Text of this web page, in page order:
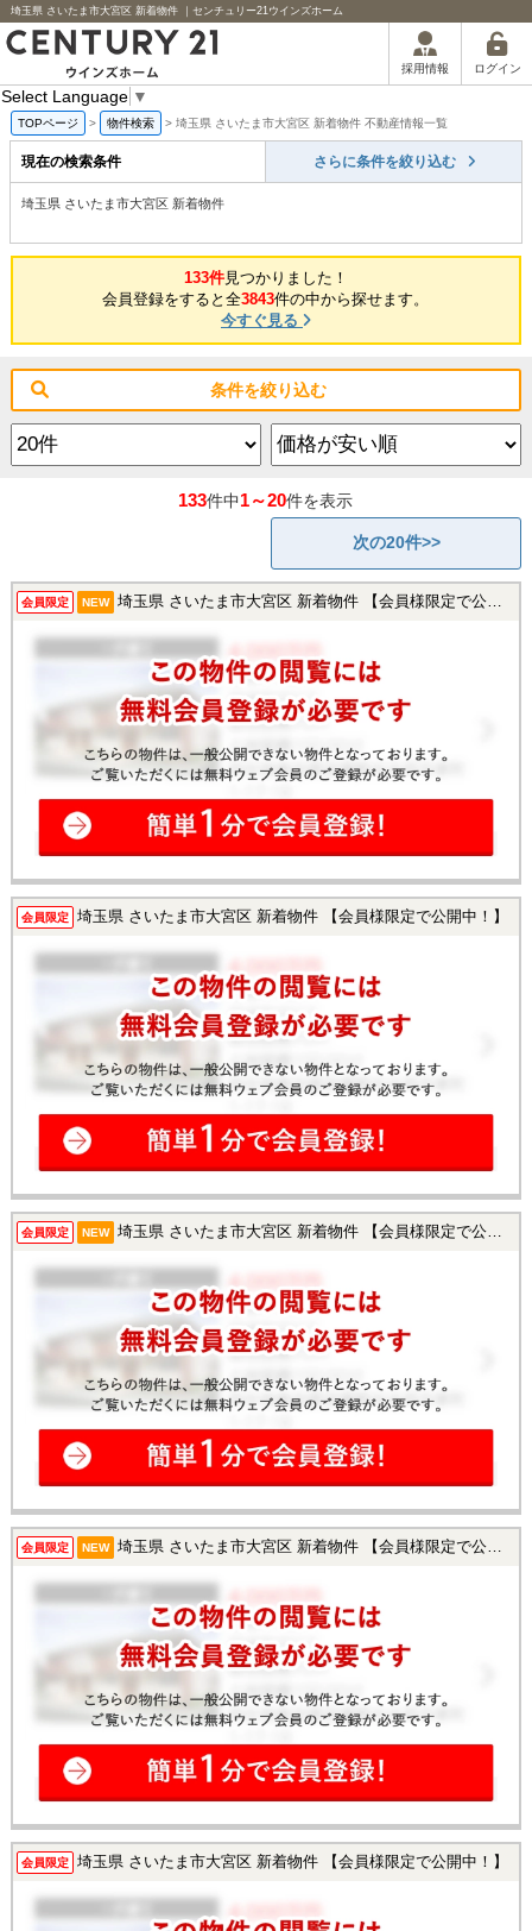
埼玉県 さいたま市大宮区 新着物件 ｜センチュリー21ウインズホーム
採用情報 ログイン
Select Language ▼
TOPページ > 物件検索 > 埼玉県 さいたま市大宮区 新着物件 不動産情報一覧
現在の検索条件 さらに条件を絞り込む
埼玉県 さいたま市大宮区 新着物件
133件見つかりました！
会員登録をすると全3843件の中から探せます。
今すぐ見る
条件を絞り込む
133件中1～20件を表示
次の20件>>
会員限定 NEW 埼玉県 さいたま市大宮区 新着物件 【会員様限定で公開中！】
会員限定 埼玉県 さいたま市大宮区 新着物件 【会員様限定で公開中！】
会員限定 NEW 埼玉県 さいたま市大宮区 新着物件 【会員様限定で公開中！】
会員限定 NEW 埼玉県 さいたま市大宮区 新着物件 【会員様限定で公開中！】
会員限定 埼玉県 さいたま市大宮区 新着物件 【会員様限定で公開中！】